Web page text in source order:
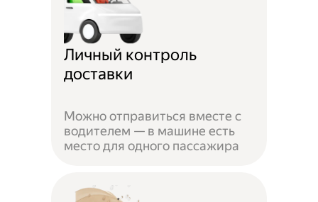
Личный контроль
доставки
Можно отправиться вместе с
водителем — в машине есть
место для одного пассажира